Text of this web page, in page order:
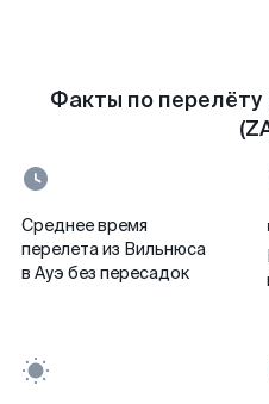
Факты по перелёту
Среднее время
перелета из Вильнюса
в Ауэ без пересадок